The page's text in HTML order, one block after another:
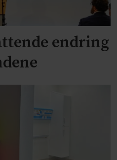
endring